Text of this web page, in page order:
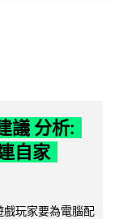
議 分析:
自家
玩家要為電腦配